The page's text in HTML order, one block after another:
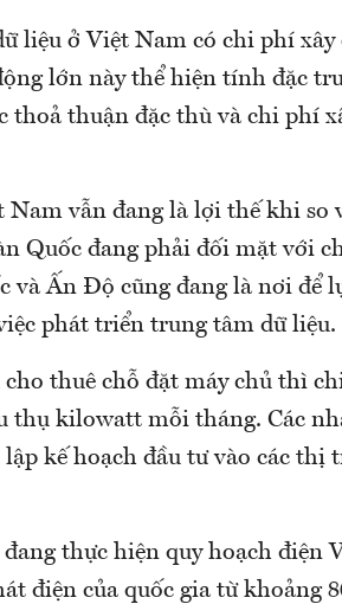
liệu ở Việt Nam có chi phí xây
lớn này thể hiện tính đặc
thoả thuận đặc thù và chi phí
vẫn đang là lợi thế khi so
Quốc đang phải đối mặt với
và Ấn Độ cũng đang là nơi để
phát triển trung tâm dữ liệu.
thuê chỗ đặt máy chủ thì
thụ kilowatt mỗi tháng. Các
kế hoạch đầu tư vào các thị
thực hiện quy hoạch điện
điện của quốc gia từ khoảng